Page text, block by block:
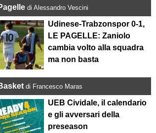
di Alessandro Vescini
Udinese-Trabzonspor 0-1,
LE PAGELLE: Zaniolo
cambia volto alla squadra
ma non basta
di Francesco Maras
UEB Cividale, il calendario
e gli avversari della
preseason